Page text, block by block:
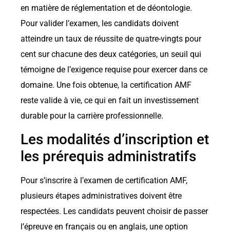
en matière de réglementation et de déontologie.
Pour valider l’examen, les candidats doivent
atteindre un taux de réussite de quatre-vingts pour
cent sur chacune des deux catégories, un seuil qui
témoigne de l’exigence requise pour exercer dans ce
domaine. Une fois obtenue, la certification AMF
reste valide à vie, ce qui en fait un investissement
durable pour la carrière professionnelle.
Les modalités d’inscription et
les prérequis administratifs
Pour s’inscrire à l’examen de certification AMF,
plusieurs étapes administratives doivent être
respectées. Les candidats peuvent choisir de passer
l’épreuve en français ou en anglais, une option